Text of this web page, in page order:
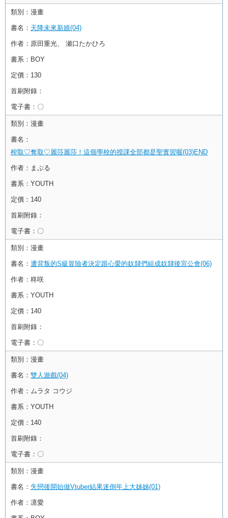
類別： 漫畫
書名： 天降未來新娘(04)
作者： 原田重光、 瀬口たかひろ
書系： BOY
定價： 130
首刷附錄：
電子書： 〇
類別： 漫畫
書名：
榨取♡奪取♡麗莎麗莎！這個學校的授課全部都是聖實習喔(03)END
作者： まぷる
書系： YOUTH
定價： 140
首刷附錄：
電子書： 〇
類別： 漫畫
書名： 遭背叛的S級冒險者決定跟心愛的奴隸們組成奴隸後宮公會(06)
作者： 柊咲
書系： YOUTH
定價： 140
首刷附錄：
電子書： 〇
類別： 漫畫
書名： 雙人遊戲(04)
作者： ムラタ コウジ
書系： YOUTH
定價： 140
首刷附錄：
電子書： 〇
類別： 漫畫
書名： 失戀後開始做Vtuber結果迷倒年上大姊姊(01)
作者： 凛愛